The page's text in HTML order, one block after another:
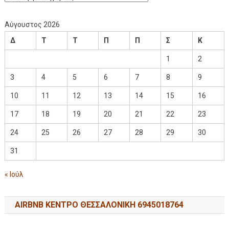
Αύγουστος 2026
Δ
Τ Τ Π Π Σ Κ
1 2
3 4 5 6 7 8 9
10 11 12 13 14 15 16
17 18 19 20 21 22 23
24 25 26 27 28 29 30
31
« Ιούλ
AIRBNB ΚΕΝΤΡΟ ΘΕΣΣΑΛΟΝΙΚΗ 6945018764